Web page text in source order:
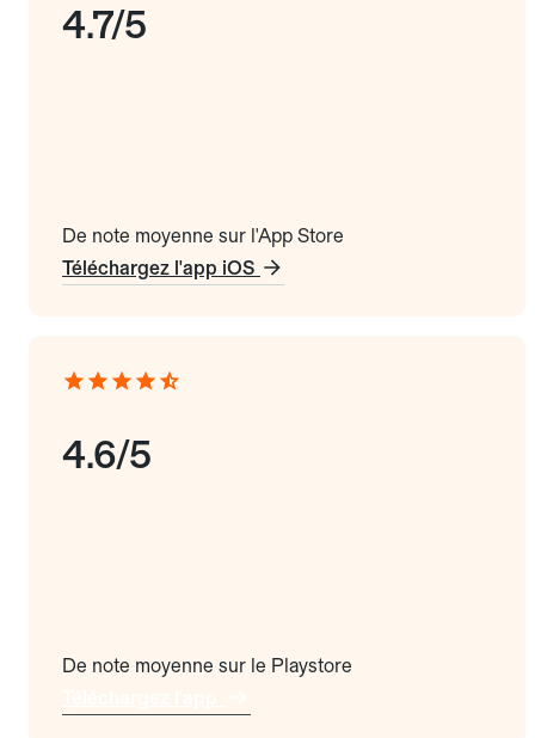
4.7/5
De note moyenne sur l'App Store
Téléchargez l'app iOS
4.6/5
De note moyenne sur le Playstore